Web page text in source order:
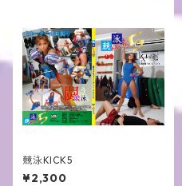
競泳KICK5
¥2,300